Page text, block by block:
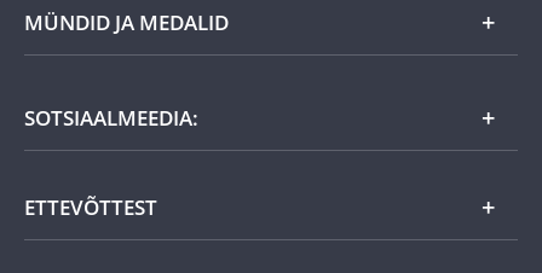
MÜNDID JA MEDALID
Kuu eripakkumine
Kingiideed
Eesti tooted
SOTSIAALMEEDIA:
ETTEVÕTTEST